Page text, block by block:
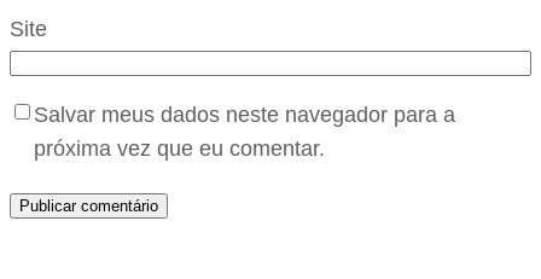
Site
Salvar meus dados neste navegador para a
próxima vez que eu comentar.